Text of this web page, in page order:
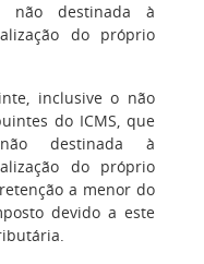
não destinada à
do próprio
inclusive o não
do ICMS, que
destinada à
do próprio
a menor do
devido a este